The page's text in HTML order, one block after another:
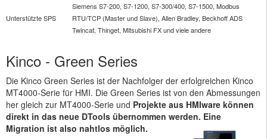
Unterstützte SPS
Siemens S7-200, S7-1200, S7-300/400, S7-1500, Modbus
RTU/TCP (Master und Slave), Allen Bradley, Beckhoff ADS
Twincat, Thinget, Mitsubishi FX und viele andere
Kinco - Green Series
Die Kinco Green Series ist der Nachfolger der erfolgreichen Kinco
MT4000-Serie für HMI. Die Green Series ist von den Abmessungen
her gleich zur MT4000-Serie und Projekte aus HMIware können
direkt in das neue DTools übernommen werden. Eine
Migration ist also nahtlos möglich.